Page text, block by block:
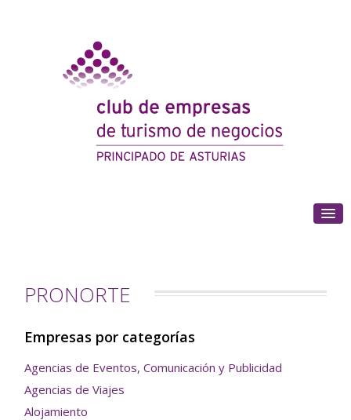
PRONORTE
Empresas por categorías
Agencias de Eventos, Comunicación y Publicidad
Agencias de Viajes
Alojamiento